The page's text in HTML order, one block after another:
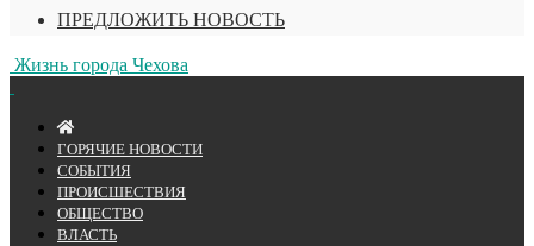
ПРЕДЛОЖИТЬ НОВОСТЬ
Жизнь города Чехова
ГОРЯЧИЕ НОВОСТИ
СОБЫТИЯ
ПРОИСШЕСТВИЯ
ОБЩЕСТВО
ВЛАСТЬ